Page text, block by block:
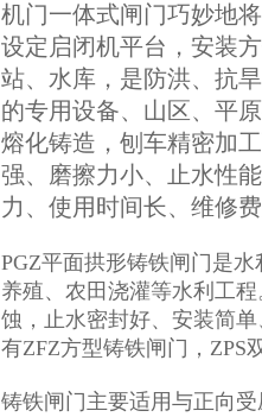
机门一体式闸门巧妙地
设定启闭机平台，安装
站、水库，是防洪、抗
的专用设备、山区、平
熔化铸造，刨车精密加
强、磨擦力小、止水性
力、使用时间长、维修费
PGZ平面拱形铸铁闸门是
养殖、农田浇灌等水利工
蚀，止水密封好、安装简
有ZFZ方型铸铁闸门，ZPS
铸铁闸门主要适用与正向